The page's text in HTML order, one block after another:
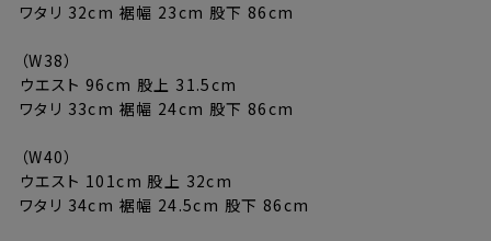
ワタリ 32cm 裾幅 23cm 股下 86cm
（W38）
ウエスト 96cm 股上 31.5cm
ワタリ 33cm 裾幅 24cm 股下 86cm
（W40）
ウエスト 101cm 股上 32cm
ワタリ 34cm 裾幅 24.5cm 股下 86cm